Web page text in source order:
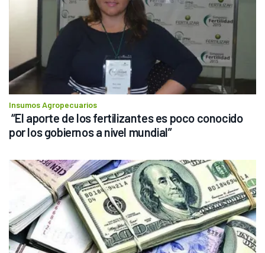
Insumos Agropecuarios
“El aporte de los fertilizantes es poco conocido
por los gobiernos a nivel mundial”